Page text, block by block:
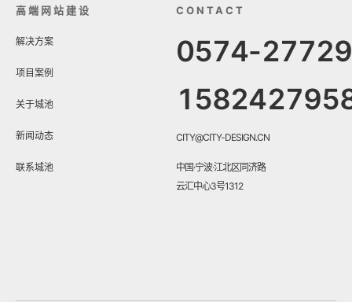
高端网站建设
解决方案
项目案例
关于城池
新闻动态
联系城池
CONTACT
0574-
CITY@CITY-DESIGN.CN
中国·宁波·江北区同济路
云汇中心3号1312